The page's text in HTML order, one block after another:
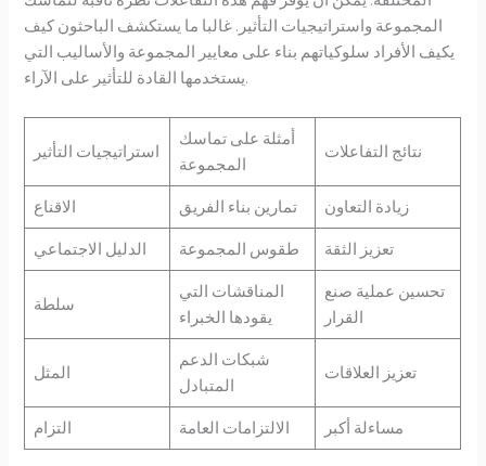
المجموعة واستراتيجيات التأثير. غالبا ما يستكشف الباحثون كيف
يكيف الأفراد سلوكياتهم بناء على معايير المجموعة والأساليب التي
يستخدمها القادة للتأثير على الآراء.
استراتيجيات التأثير
أمثلة على تماسك
المجموعة
نتائج التفاعلات
الاقناع تمارين بناء الفريق زيادة التعاون
الدليل الاجتماعي طقوس المجموعة تعزيز الثقة
سلطة
المناقشات التي
يقودها الخبراء
تحسين عملية صنع
القرار
المثل
شبكات الدعم
المتبادل
تعزيز العلاقات
التزام الالتزامات العامة مساءلة أكبر